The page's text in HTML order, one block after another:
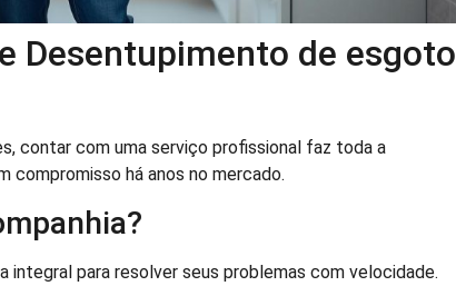
Desentupimento de esgoto
contar com uma serviço profissional faz toda a
compromisso há anos no mercado.
para resolver seus problemas com velocidade.